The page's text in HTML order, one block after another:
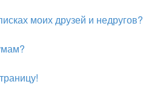
моих друзей и недругов?